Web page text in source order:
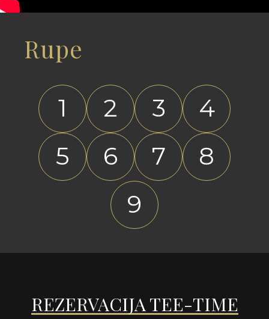
Rupe
1 2 3
4
5
6 7
8
9
REZERVACIJA TEE-TIME